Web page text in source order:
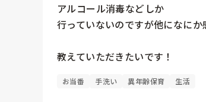
アルコール消毒などしか
行っていないのですが他になに
お当番 手洗い 異年齢保育 生活